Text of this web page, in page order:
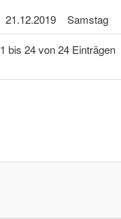
21.12.2019
Samstag
1 bis 24 von 24 Einträgen